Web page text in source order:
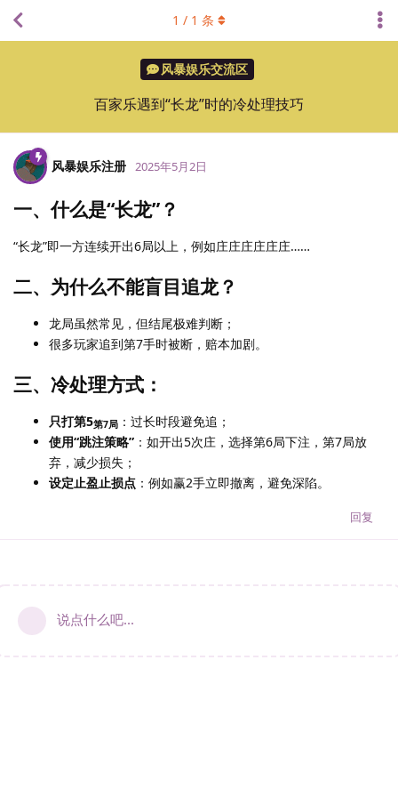
风暴娱乐交流区
百家乐遇到“长龙”时的冷处理技巧
1 / 1 条
风暴娱乐注册 2025年5月2日
一、什么是“长龙”？
“长龙”即一方连续开出6局以上，例如庄庄庄庄庄庄……
二、为什么不能盲目追龙？
龙局虽然常见，但结尾极难判断；
很多玩家追到第7手时被断，赔本加剧。
三、冷处理方式：
只打第5第7局 ：过长时段避免追；
使用“跳注策略” ：如开出5次庄，选择第6局下注，第7局放
弃，减少损失；
设定止盈止损点 ：例如赢2手立即撤离，避免深陷。
回复
说点什么吧...